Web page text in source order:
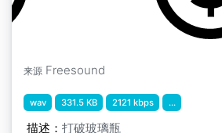
来源 Freesound
wav 331.5 KB 2121 kbps ...
描述： 打破玻璃瓶